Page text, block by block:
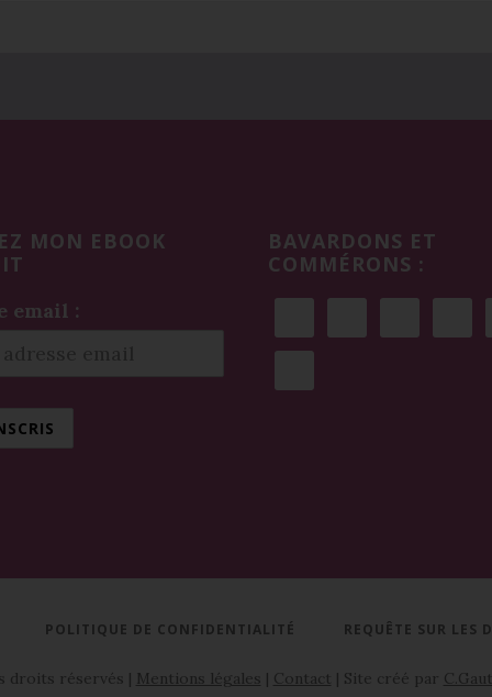
MON EBOOK
email :
BAVARDONS ET
COMMÉRONS :
POLITIQUE DE CONFIDENTIALITÉ REQUÊTE SUR LES
droits réservés | Mentions légales | Contact | Site créé par